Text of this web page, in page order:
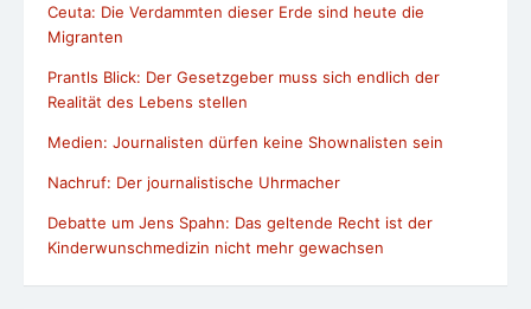
Ceuta: Die Verdammten dieser Erde sind heute die
Migranten
Prantls Blick: Der Gesetzgeber muss sich endlich der
Realität des Lebens stellen
Medien: Journalisten dürfen keine Shownalisten sein
Nachruf: Der journalistische Uhrmacher
Debatte um Jens Spahn: Das geltende Recht ist der
Kinderwunschmedizin nicht mehr gewachsen